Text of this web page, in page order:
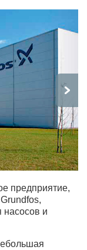
предприятие,
насосов и